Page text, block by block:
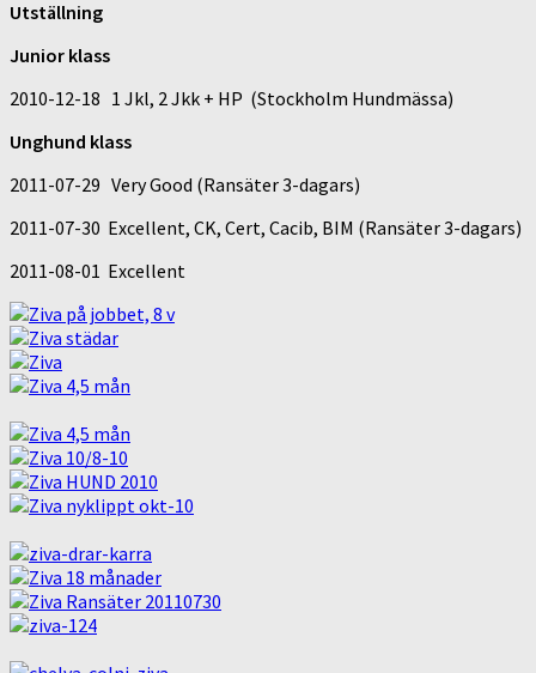
Utställning
Junior klass
2010-12-18 1 Jkl, 2 Jkk + HP (Stockholm Hundmässa)
Unghund klass
2011-07-29 Very Good (Ransäter 3-dagars)
2011-07-30 Excellent, CK, Cert, Cacib, BIM (Ransäter 3-dagars)
2011-08-01 Excellent